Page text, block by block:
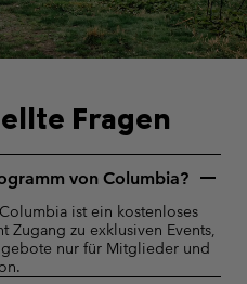
Fragen
von Columbia?
ist ein kostenloses
Zugang zu exklusiven Events,
nur für Mitglieder und